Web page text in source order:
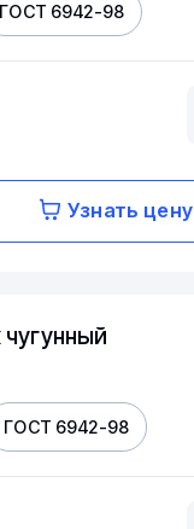
ГОСТ 6942-98
Узнать цену
ГОСТ 6942-98